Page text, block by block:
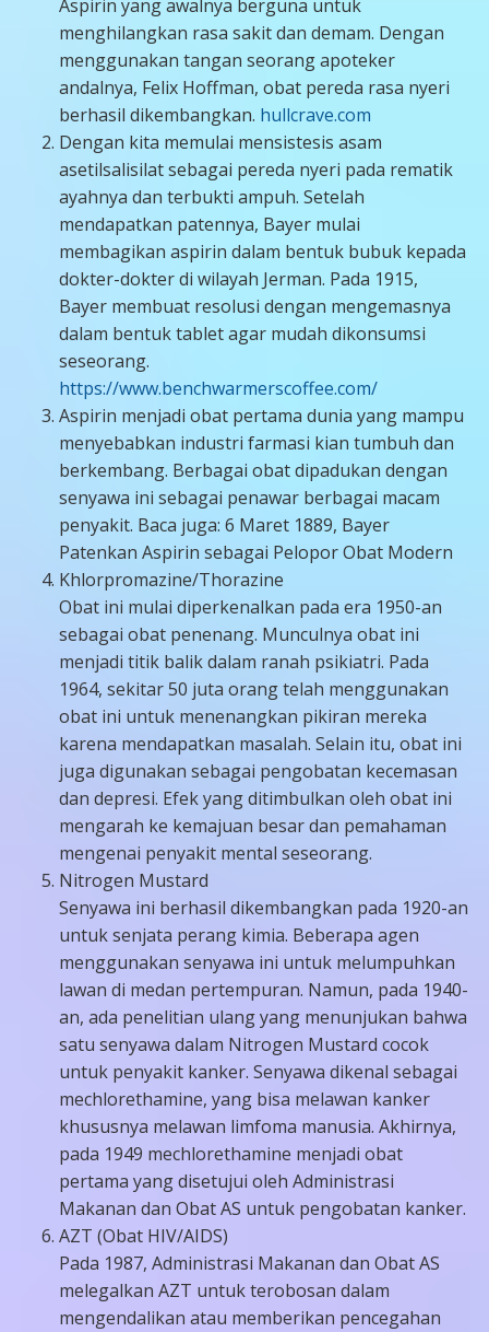
Aspirin yang awalnya berguna untuk
menghilangkan rasa sakit dan demam. Dengan
menggunakan tangan seorang apoteker
andalnya, Felix Hoffman, obat pereda rasa nyeri
berhasil dikembangkan. hullcrave.com
Dengan kita memulai mensistesis asam
asetilsalisilat sebagai pereda nyeri pada rematik
ayahnya dan terbukti ampuh. Setelah
mendapatkan patennya, Bayer mulai
membagikan aspirin dalam bentuk bubuk kepada
dokter-dokter di wilayah Jerman. Pada 1915,
Bayer membuat resolusi dengan mengemasnya
dalam bentuk tablet agar mudah dikonsumsi
seseorang.
https://www.benchwarmerscoffee.com/
Aspirin menjadi obat pertama dunia yang mampu
menyebabkan industri farmasi kian tumbuh dan
berkembang. Berbagai obat dipadukan dengan
senyawa ini sebagai penawar berbagai macam
penyakit. Baca juga: 6 Maret 1889, Bayer
Patenkan Aspirin sebagai Pelopor Obat Modern
Khlorpromazine/Thorazine
Obat ini mulai diperkenalkan pada era 1950-an
sebagai obat penenang. Munculnya obat ini
menjadi titik balik dalam ranah psikiatri. Pada
1964, sekitar 50 juta orang telah menggunakan
obat ini untuk menenangkan pikiran mereka
karena mendapatkan masalah. Selain itu, obat ini
juga digunakan sebagai pengobatan kecemasan
dan depresi. Efek yang ditimbulkan oleh obat ini
mengarah ke kemajuan besar dan pemahaman
mengenai penyakit mental seseorang.
Nitrogen Mustard
Senyawa ini berhasil dikembangkan pada 1920-an
untuk senjata perang kimia. Beberapa agen
menggunakan senyawa ini untuk melumpuhkan
lawan di medan pertempuran. Namun, pada 1940-
an, ada penelitian ulang yang menunjukan bahwa
satu senyawa dalam Nitrogen Mustard cocok
untuk penyakit kanker. Senyawa dikenal sebagai
mechlorethamine, yang bisa melawan kanker
khususnya melawan limfoma manusia. Akhirnya,
pada 1949 mechlorethamine menjadi obat
pertama yang disetujui oleh Administrasi
Makanan dan Obat AS untuk pengobatan kanker.
AZT (Obat HIV/AIDS)
Pada 1987, Administrasi Makanan dan Obat AS
melegalkan AZT untuk terobosan dalam
mengendalikan atau memberikan pencegahan